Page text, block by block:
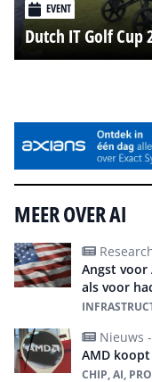
EVENT
Dutch IT Golf Cup
MEER OVER AI
Angst voor
als voor
Nieuws -
AMD
CHIP, AI,